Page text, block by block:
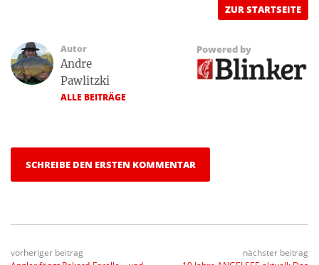
ZUR STARTSEITE
Autor
Andre
Pawlitzki
ALLE BEITRÄGE
Powered by
SCHREIBE DEN ERSTEN KOMMENTAR
vorheriger beitrag
nächster beitrag